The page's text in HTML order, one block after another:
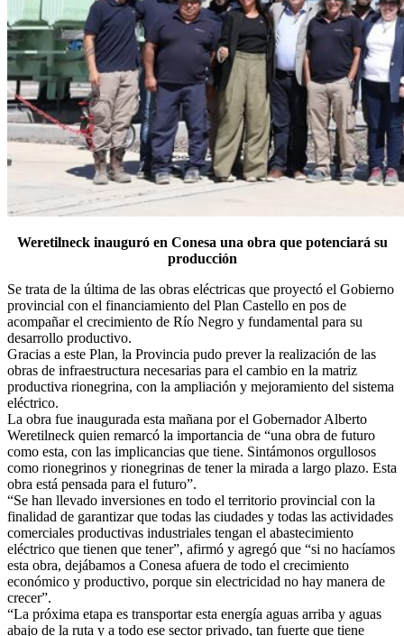
Weretilneck inauguró en Conesa una obra que potenciará su
producción
Se trata de la última de las obras eléctricas que proyectó el Gobierno
provincial con el financiamiento del Plan Castello en pos de
acompañar el crecimiento de Río Negro y fundamental para su
desarrollo productivo.
Gracias a este Plan, la Provincia pudo prever la realización de las
obras de infraestructura necesarias para el cambio en la matriz
productiva rionegrina, con la ampliación y mejoramiento del sistema
eléctrico.
La obra fue inaugurada esta mañana por el Gobernador Alberto
Weretilneck quien remarcó la importancia de “una obra de futuro
como esta, con las implicancias que tiene. Sintámonos orgullosos
como rionegrinos y rionegrinas de tener la mirada a largo plazo. Esta
obra está pensada para el futuro”.
“Se han llevado inversiones en todo el territorio provincial con la
finalidad de garantizar que todas las ciudades y todas las actividades
comerciales productivas industriales tengan el abastecimiento
eléctrico que tienen que tener”, afirmó y agregó que “si no hacíamos
esta obra, dejábamos a Conesa afuera de todo el crecimiento
económico y productivo, porque sin electricidad no hay manera de
crecer”.
“La próxima etapa es transportar esta energía aguas arriba y aguas
abajo de la ruta y a todo ese sector privado, tan fuerte que tiene